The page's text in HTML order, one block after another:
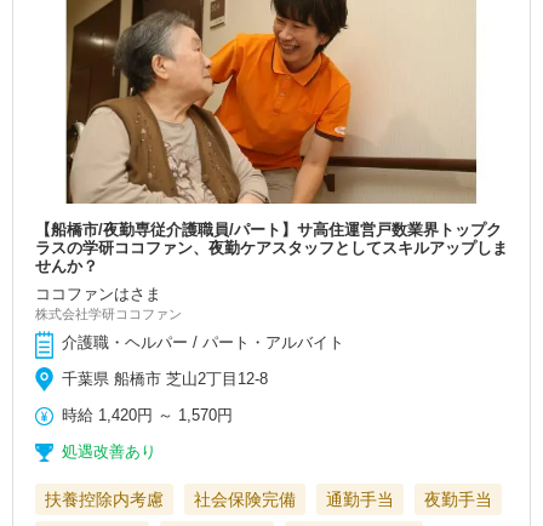
【船橋市/夜勤専従介護職員/パート】サ高住運営戸数業界トップク
ラスの学研ココファン、夜勤ケアスタッフとしてスキルアップしま
せんか？
ココファンはさま
株式会社学研ココファン
介護職・ヘルパー / パート・アルバイト
千葉県 船橋市 芝山2丁目12-8
時給 1,420円 ～ 1,570円
処遇改善あり
扶養控除内考慮 社会保険完備 通勤手当
夜勤手当